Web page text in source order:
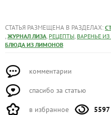
СТАТЬЯ РАЗМЕЩЕНА В РАЗДЕЛАХ:
, ЖУРНАЛ ЛИЗА, РЕЦЕПТЫ, ВАРЕНЬЕ
БЛЮДА ИЗ ЛИМОНОВ
комментарии
спасибо за статью
в избранное 5597